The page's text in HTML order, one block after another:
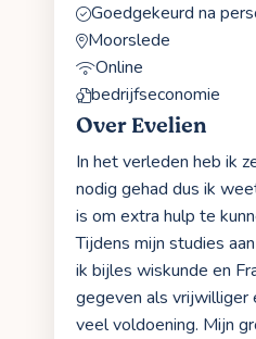
Goedgekeurd na
Moorslede
Online
bedrijfseconomie
Over Evelien
In het verleden heb ik
nodig gehad dus ik
is om extra hulp te
Tijdens mijn studies
ik bijles wiskunde en
gegeven als vrijwilliger
veel voldoening. Mijn